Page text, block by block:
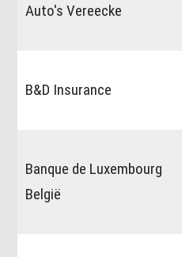
Auto's Vereecke
B&D Insurance
Banque de Luxembourg
België